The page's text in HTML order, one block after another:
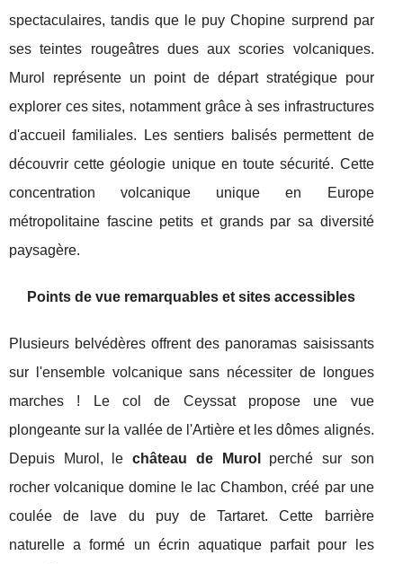
spectaculaires, tandis que le puy Chopine surprend par
ses teintes rougeâtres dues aux scories volcaniques.
Murol représente un point de départ stratégique pour
explorer ces sites, notamment grâce à ses infrastructures
d'accueil familiales. Les sentiers balisés permettent de
découvrir cette géologie unique en toute sécurité. Cette
concentration volcanique unique en Europe
métropolitaine fascine petits et grands par sa diversité
paysagère.
Points de vue remarquables et sites accessibles
Plusieurs belvédères offrent des panoramas saisissants
sur l'ensemble volcanique sans nécessiter de longues
marches ! Le col de Ceyssat propose une vue
plongeante sur la vallée de l'Artière et les dômes alignés.
Depuis Murol, lechâteau de Murol
perché sur son
rocher volcanique domine le lac Chambon, créé par une
coulée de lave du puy de Tartaret. Cette barrière
naturelle a formé un écrin aquatique parfait pour les